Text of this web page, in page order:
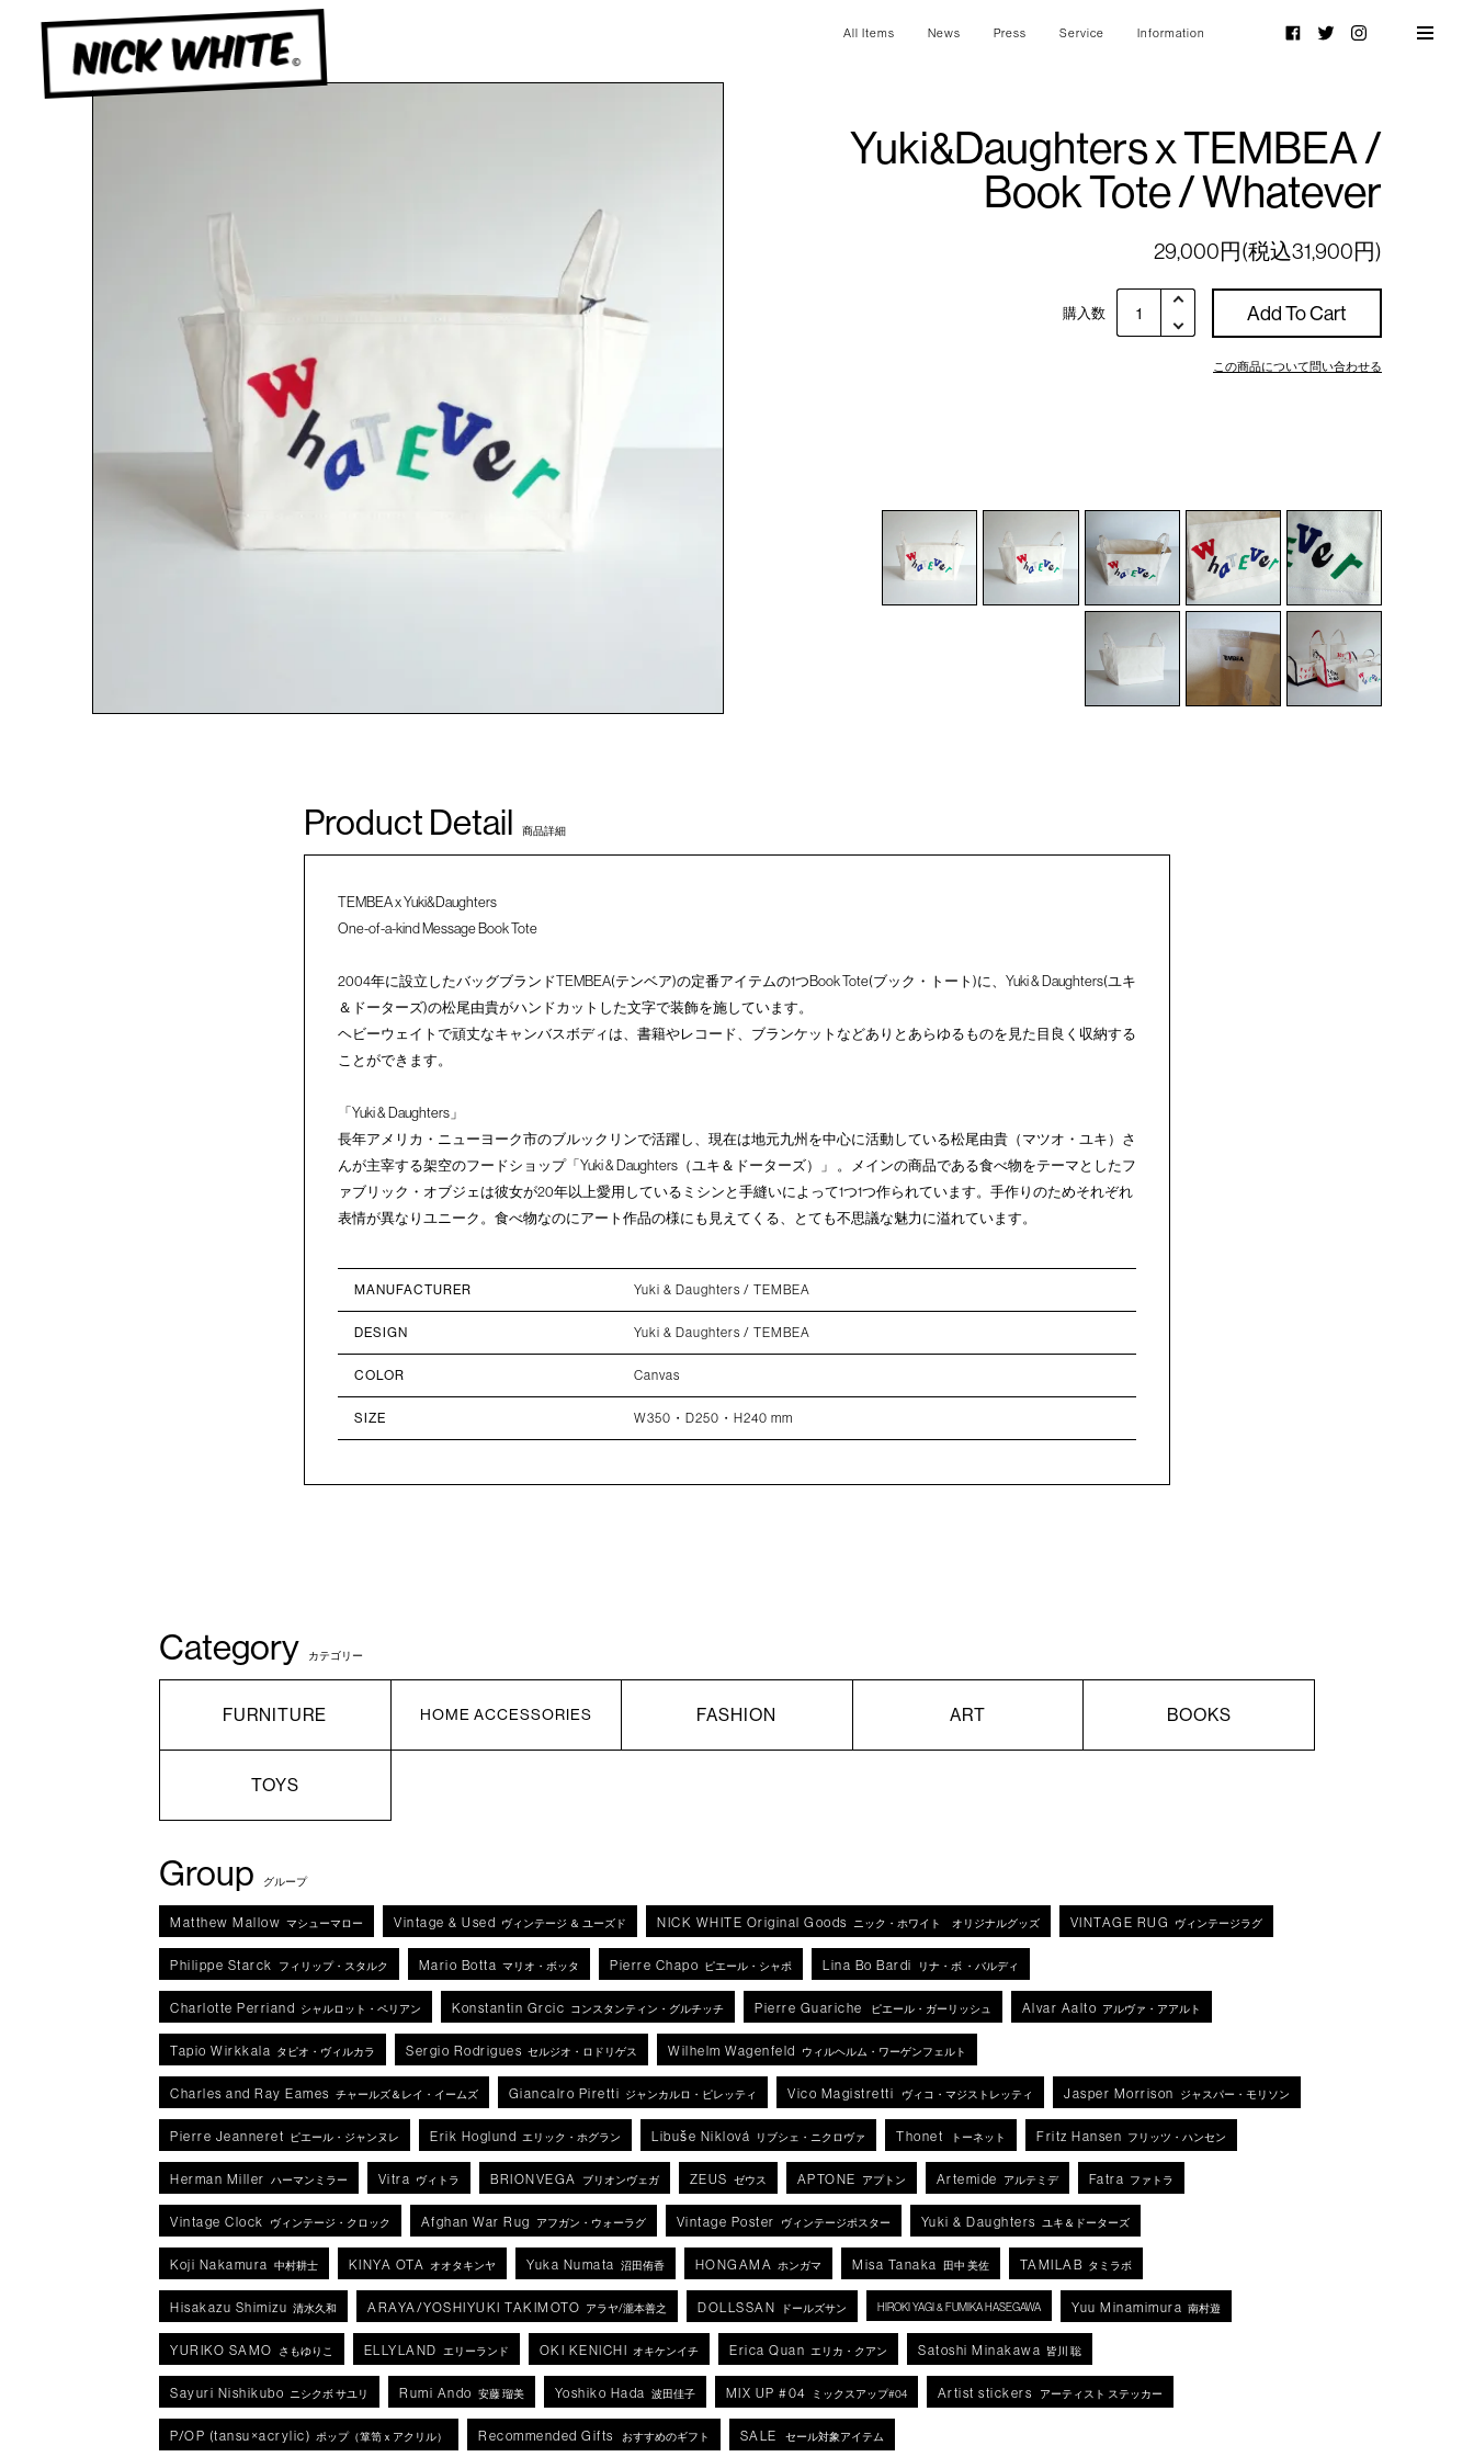
All Items News Press Service Information
Yuki&Daughters x TEMBEA /
Book Tote / Whatever
29,000円(税込31,900円)
購入数 Add To Cart
この商品について問い合わせる
Product Detail 商品詳細
TEMBEA x Yuki&Daughters
One-of-a-kind Message Book Tote
2004年に設立したバッグブランドTEMBEA(テンベア)の定番アイテムの1つBook Tote(ブック・トート)に、Yuki & Daughters(ユキ
＆ドーターズ)の松尾由貴がハンドカットした文字で装飾を施しています。
ヘビーウェイトで頑丈なキャンバスボディは、書籍やレコード、ブランケットなどありとあらゆるものを見た目良く収納する
ことができます。
「Yuki & Daughters」
長年アメリカ・ニューヨーク市のブルックリンで活躍し、現在は地元九州を中心に活動している松尾由貴（マツオ・ユキ）さ
んが主宰する架空のフードショップ「Yuki & Daughters（ユキ＆ドーターズ）」 。メインの商品である食べ物をテーマとしたフ
ァブリック・オブジェは彼女が20年以上愛用しているミシンと手縫いによって1つ1つ作られています。手作りのためそれぞれ
表情が異なりユニーク。食べ物なのにアート作品の様にも見えてくる、とても不思議な魅力に溢れています。
MANUFACTURER Yuki & Daughters / TEMBEA
DESIGN Yuki & Daughters / TEMBEA
COLOR Canvas
SIZE W350・D250・H240 mm
Category カテゴリー
FURNITURE HOME ACCESSORIES FASHION ART BOOKS
TOYS
Group グループ
Matthew Mallow マシューマロー Vintage & Used ヴィンテージ ＆ ユーズド NICK WHITE Original Goods ニック・ホワイト オリジナルグッズ VINTAGE RUG ヴィンテージラグ
Philippe Starck フィリップ・スタルク Mario Botta マリオ・ボッタ Pierre Chapo ピエール・シャポ Lina Bo Bardi リナ・ボ ・バルディ
Charlotte Perriand シャルロット・ペリアン Konstantin Grcic コンスタンティン・グルチッチ Pierre Guariche ピエール・ガーリッシュ Alvar Aalto アルヴァ・アアルト
Tapio Wirkkala タピオ・ヴィルカラ Sergio Rodrigues セルジオ・ロドリゲス Wilhelm Wagenfeld ウィルヘルム・ワーゲンフェルト
Charles and Ray Eames チャールズ＆レイ・イームズ Giancalro Piretti ジャンカルロ・ピレッティ Vico Magistretti ヴィコ・マジストレッティ Jasper Morrison ジャスパー・モリソン
Pierre Jeanneret ピエール・ジャンヌレ Erik Hoglund エリック・ホグラン Libuše Niklová リブシェ・ニクロヴァ Thonet トーネット Fritz Hansen フリッツ・ハンセン
Herman Miller ハーマンミラー Vitra ヴィトラ BRIONVEGA ブリオンヴェガ ZEUS ゼウス APTONE アプトン Artemide アルテミデ Fatra ファトラ
Vintage Clock ヴィンテージ・クロック Afghan War Rug アフガン・ウォーラグ Vintage Poster ヴィンテージポスター Yuki & Daughters ユキ＆ドーターズ
Koji Nakamura 中村耕士 KINYA OTA オオタキンヤ Yuka Numata 沼田侑香 HONGAMA ホンガマ Misa Tanaka 田中 美佐 TAMILAB タミラボ
Hisakazu Shimizu 清水久和 ARAYA/YOSHIYUKI TAKIMOTO アラヤ/瀧本善之 DOLLSSAN ドールズサン HIROKI YAGI & FUMIKA HASEGAWA Yuu Minamimura 南村遊
YURIKO SAMO さもゆりこ ELLYLAND エリーランド OKI KENICHI オキケンイチ Erica Quan エリカ・クアン Satoshi Minakawa 皆川 聡
Sayuri Nishikubo ニシクボ サユリ Rumi Ando 安藤 瑠美 Yoshiko Hada 波田佳子 MIX UP #04 ミックスアップ#04 Artist stickers アーティスト ステッカー
P/OP (tansu×acrylic) ポップ（箪笥ｘアクリル） Recommended Gifts おすすめのギフト SALE セール対象アイテム